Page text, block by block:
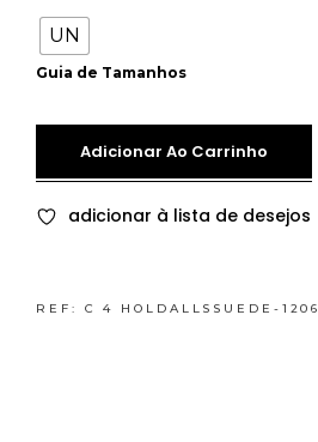
Guia de Tamanhos
UN
Adicionar Ao Carrinho
adicionar à lista de desejos
REF: C 4 HOLDALLSSUEDE-1206